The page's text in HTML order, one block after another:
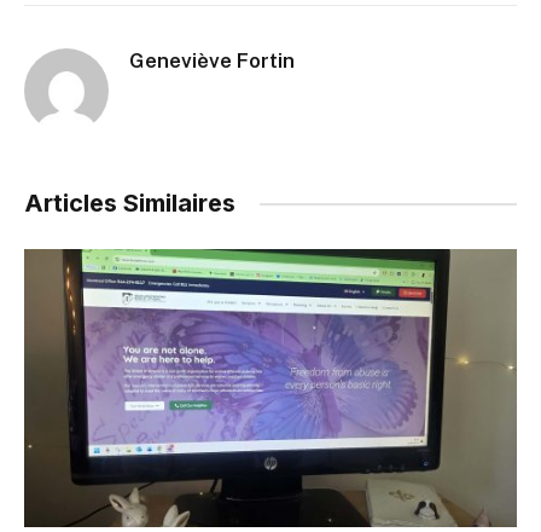
Geneviève Fortin
Articles Similaires